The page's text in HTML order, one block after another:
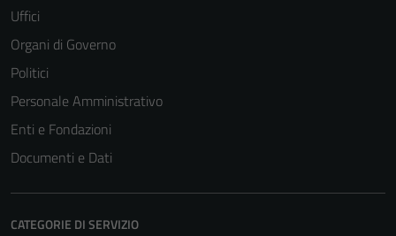
Uffici
Organi di Governo
Politici
Personale Amministrativo
Enti e Fondazioni
Documenti e Dati
CATEGORIE DI SERVIZIO